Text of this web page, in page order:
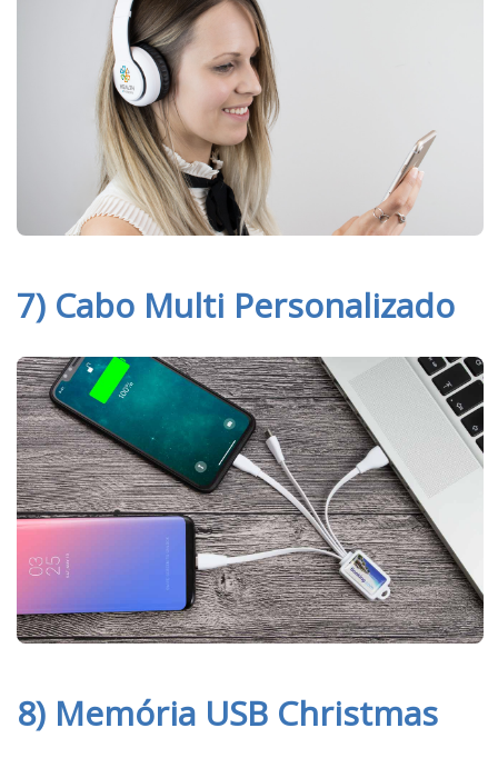
7) Cabo Multi Personalizado
8) Memória USB Christmas